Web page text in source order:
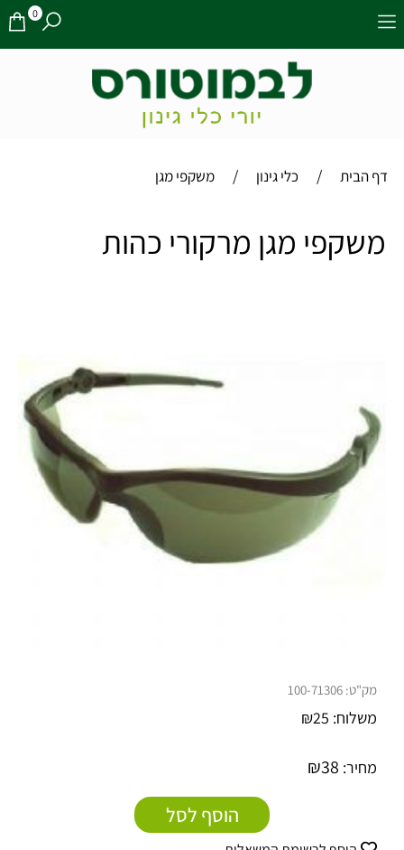
0
דף הבית / כלי גינון / משקפי מגן
משקפי מגן מרקורי כהות
מק"ט: 100-71306
משלוח: ₪25
מחיר: ₪38
הוסף לסל